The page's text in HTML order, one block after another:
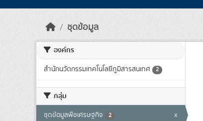
ชุดข้อมูล
องค์กร
สำนักนวัตกรรมเทคโนโลยีภูมิสารสนเทศ 2
กลุ่ม
ชุดข้อมูลพืชเศรษฐกิจ 2 x